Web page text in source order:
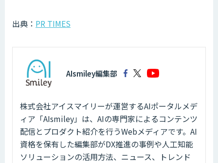
出典： PR TIMES
AIsmiley編集部
株式会社アイスマイリーが運営するAIポータルメデ
ィア「AIsmiley」は、AIの専門家によるコンテンツ
配信とプロダクト紹介を行うWebメディアです。AI
資格を保有した編集部がDX推進の事例や人工知能
ソリューションの活用方法、ニュース、トレンド